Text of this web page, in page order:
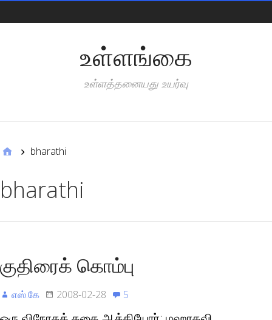
உள்ளங்கை
உள்ளத்தனையது உயர்வு
bharathi
bharathi
குதிரைக் கொம்பு
எஸ்.கே 2008-02-28 5